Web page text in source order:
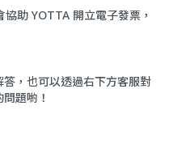
助 YOTTA 開立電子發票，
答，也可以透過右下方客服對
題喲！